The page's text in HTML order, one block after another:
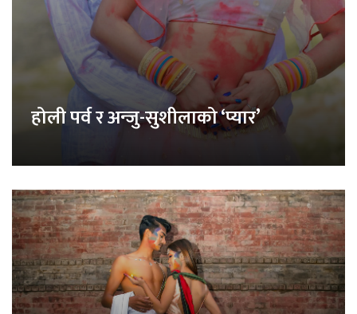
होली पर्व र अन्जु-सुशीलाको ‘प्यार’